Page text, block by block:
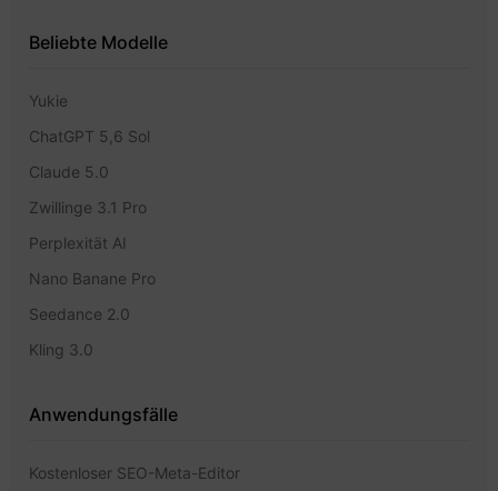
Beliebte Modelle
Yukie
ChatGPT 5,6 Sol
Claude 5.0
Zwillinge 3.1 Pro
Perplexität AI
Nano Banane Pro
Seedance 2.0
Kling 3.0
Anwendungsfälle
Kostenloser SEO-Meta-Editor